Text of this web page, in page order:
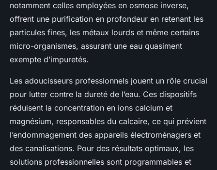
notamment celles employées en osmose inverse,
offrent une purification en profondeur en retenant les
particules fines, les métaux lourds et même certains
micro-organismes, assurant une eau quasiment
exempte d’impuretés.
Les adoucisseurs professionnels jouent un rôle crucial
pour lutter contre la dureté de l’eau. Ces dispositifs
réduisent la concentration en ions calcium et
magnésium, responsables du calcaire, ce qui prévient
l’endommagement des appareils électroménagers et
des canalisations. Pour des résultats optimaux, les
solutions professionnelles sont programmables et